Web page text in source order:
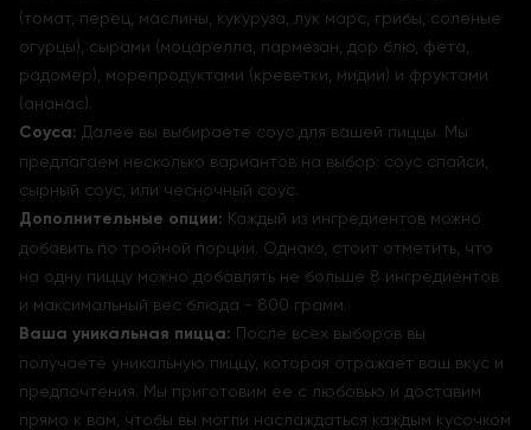
(томат, перец, маслины, кукуруза, лук марс, грибы, соленые
огурцы), сырами (моцарелла, пармезан, дор блю, фета,
радомер), морепродуктами (креветки, мидии) и фруктами
(ананас).
Соуса: Далее вы выбираете соус для вашей пиццы. Мы
предлагаем несколько вариантов на выбор: соус спайси,
сырный соус, или чесночный соус.
Дополнительные опции: Каждый из ингредиентов можно
добавить по тройной порции. Однако, стоит отметить, что
на одну пиццу можно добавлять не больше 8 ингредиентов
и максимальный вес блюда - 800 грамм.
Ваша уникальная пицца: После всех выборов вы
получаете уникальную пиццу, которая отражает ваш вкус и
предпочтения. Мы приготовим ее с любовью и доставим
прямо к вам, чтобы вы могли наслаждаться каждым кусочком